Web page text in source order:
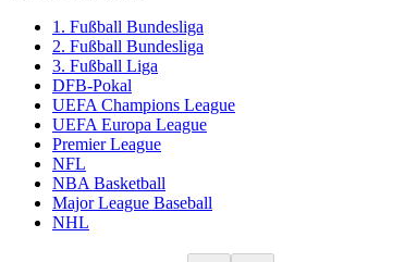
1. Fußball Bundesliga
2. Fußball Bundesliga
3. Fußball Liga
DFB-Pokal
UEFA Champions League
UEFA Europa League
Premier League
NFL
NBA Basketball
Major League Baseball
NHL